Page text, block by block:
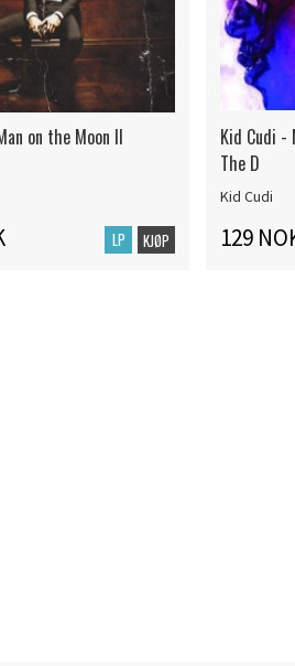
on the Moon II
LP KJØP
Kid Cudi -
The D
Kid Cudi
129